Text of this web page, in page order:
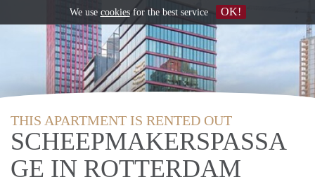
THIS APARTMENT IS RENTED OUT
SCHEEPMAKERSPASSA
GE IN ROTTERDAM
We use cookiesfor the best service OK!